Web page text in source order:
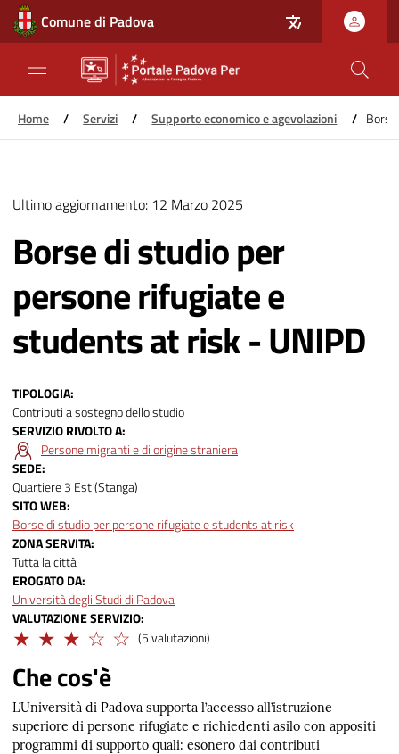
contenuto
principale
Comune di Padova
Home / Servizi / Supporto economico e agevolazioni /
Ultimo aggiornamento: 12 Marzo 2025
Borse di studio per
persone rifugiate e
students at risk - UNIPD
TIPOLOGIA
Contributi a sostegno dello studio
SERVIZIO RIVOLTO A
Persone migranti e di origine straniera
SEDE
Quartiere 3 Est (Stanga)
SITO WEB
Borse di studio per persone rifugiate e students at risk
ZONA SERVITA
Tutta la città
EROGATO DA
Università degli Studi di Padova
VALUTAZIONE SERVIZIO
Adeguato (5 valutazioni)
Che cos'è
L’Università di Padova supporta l’accesso all’istruzione
superiore di persone rifugiate e richiedenti asilo con appositi
programmi di supporto quali: esonero dai contributi